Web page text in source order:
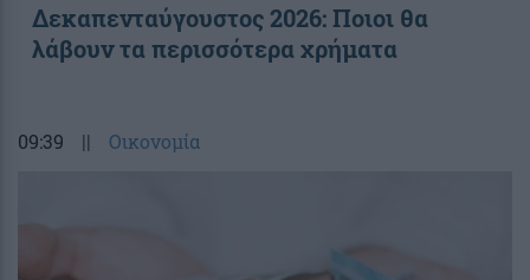
Δεκαπενταύγουστος 2026: Ποιοι θα
λάβουν τα περισσότερα χρήματα
09:39 || Οικονομία